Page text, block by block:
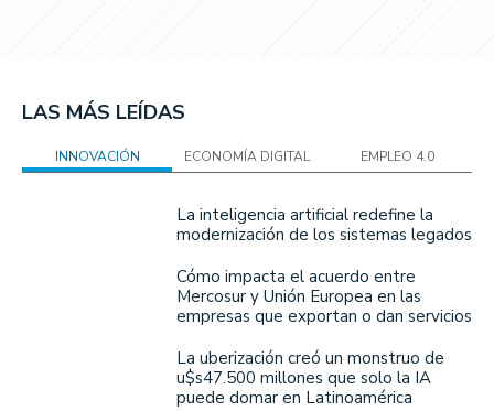
LAS MÁS LEÍDAS
INNOVACIÓN ECONOMÍA DIGITAL EMPLEO 4.0
La inteligencia artificial redefine la
modernización de los sistemas legados
Cómo impacta el acuerdo entre
Mercosur y Unión Europea en las
empresas que exportan o dan servicios
La uberización creó un monstruo de
u$s47.500 millones que solo la IA
puede domar en Latinoamérica